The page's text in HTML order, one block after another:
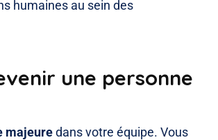
humaines au sein des
une personne
majeuredans votre équipe. Vous